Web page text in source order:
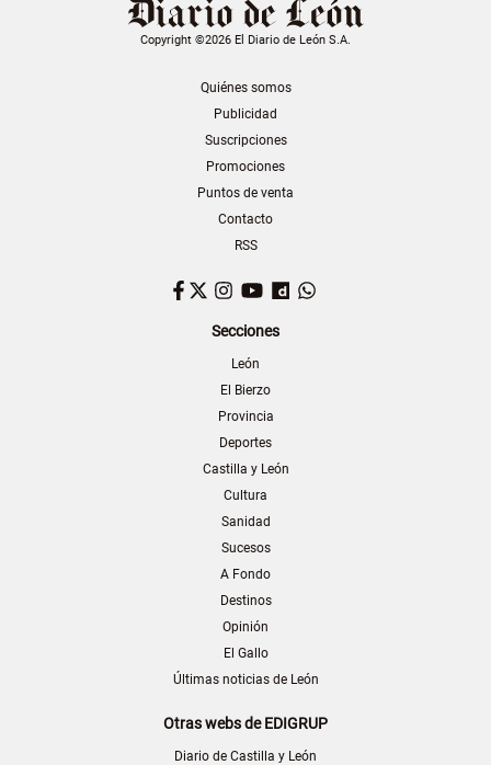
Copyright ©2026 El Diario de León S.A.
Quiénes somos
Publicidad
Suscripciones
Promociones
Puntos de venta
Contacto
RSS
Facebook
TwitterInstagram
YouTubeDailymotion
Secciones
León
El Bierzo
Provincia
Deportes
Castilla y León
Cultura
Sanidad
Sucesos
A Fondo
Destinos
Opinión
El Gallo
Últimas noticias de León
Otras webs de EDIGRUP
Diario de Castilla y León